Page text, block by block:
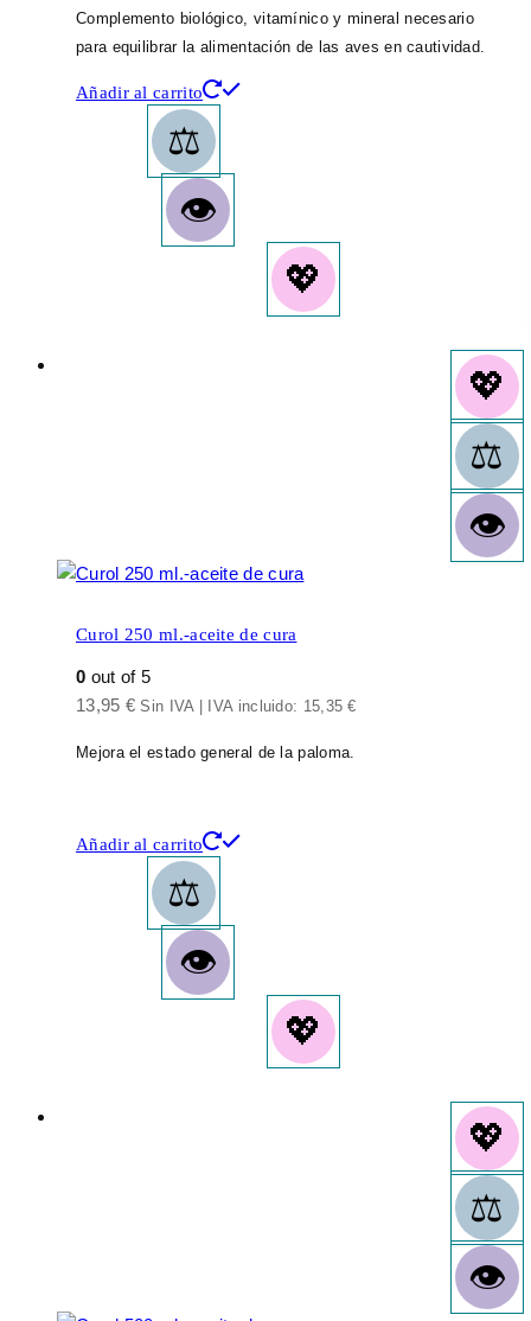
Complemento biológico, vitamínico y mineral necesario
para equilibrar la alimentación de las aves en cautividad.
Añadir al carrito
Curol 250 ml.-aceite de cura
0 out of 5
13,95 € Sin IVA | IVA incluido: 15,35€
Mejora el estado general de la paloma.
Añadir al carrito